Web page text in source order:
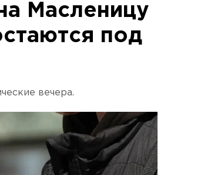
Масленицу
под
вечера.